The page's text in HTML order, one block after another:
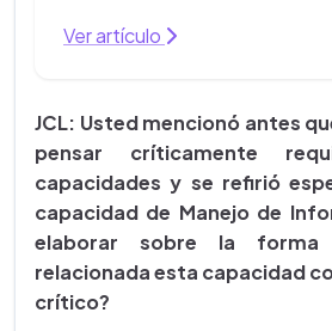
Ver artículo
JCL: Usted mencionó antes
pensar críticamente
capacidades y se refirió
capacidad de Manejo de
elaborar sobre la
relacionada esta capacidad
crítico?